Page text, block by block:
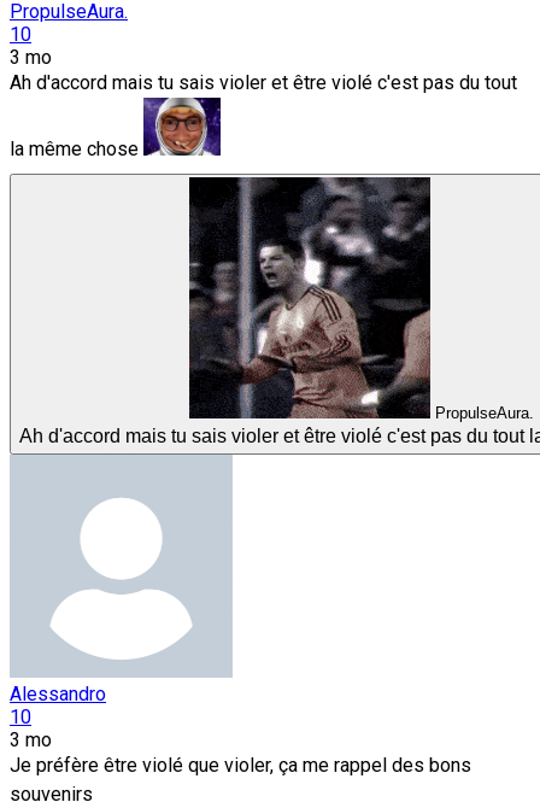
PropulseAura.
10
3 mo
Ah d'accord mais tu sais violer et être violé c'est pas du tout
la même chose
PropulseAura.
Ah d'accord mais tu sais violer et être violé c'est pas du tout
Alessandro
10
3 mo
Je préfère être violé que violer, ça me rappel des bons
souvenirs